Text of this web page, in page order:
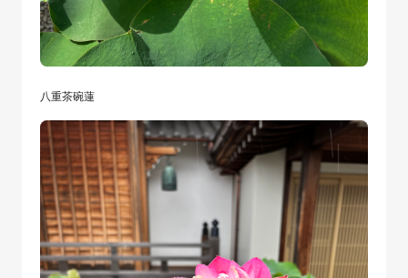
八重茶碗蓮